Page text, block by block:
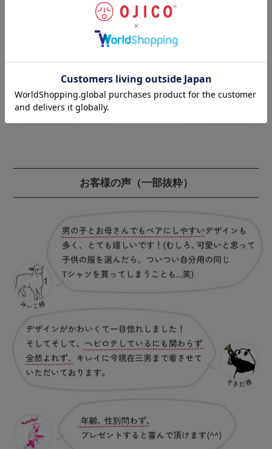
ギフトラッピングのご注文はこちらから
お客様の声（一部抜粋）